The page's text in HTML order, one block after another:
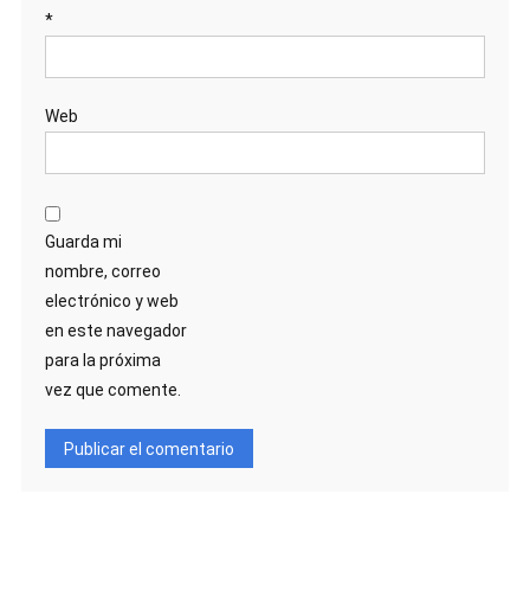
*
Web
Guarda mi
nombre, correo
electrónico y web
en este navegador
para la próxima
vez que comente.